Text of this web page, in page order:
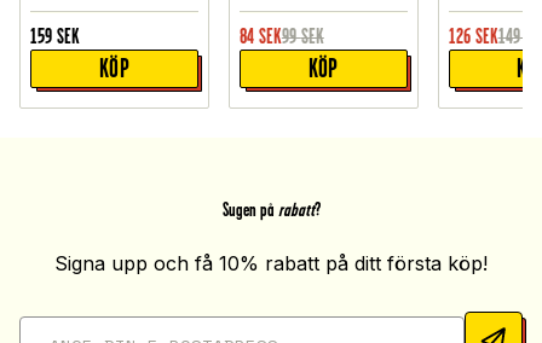
159 SEK
KÖP
84 SEK99 SEK
KÖP
126 SEK149
Sugen på rabatt?
Signa upp och få 10% rabatt på ditt första köp!